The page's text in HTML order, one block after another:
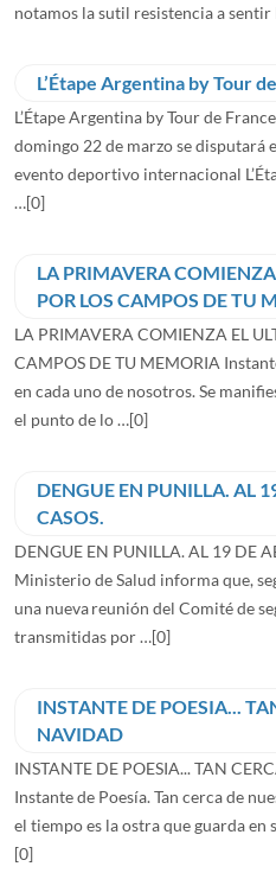
notamos la sutil resistencia a
L’Étape Argentina by Tour
L’Étape Argentina by Tour de
domingo 22 de marzo se disputará
evento deportivo internacional
…[0]
LA PRIMAVERA
POR LOS CAMPOS DE TU
LA PRIMAVERA COMIENZA EL
CAMPOS DE TU MEMORIA
en cada uno de nosotros. Se
el punto de lo …[0]
DENGUE EN PUNILLA. AL
CASOS.
DENGUE EN PUNILLA. AL 19 DE
Ministerio de Salud informa que,
una nueva reunión del Comité de
transmitidas por …[0]
INSTANTE DE POESIA...
NAVIDAD
INSTANTE DE POESIA... TAN
Instante de Poesía. Tan cerca de
el tiempo es la ostra que guarda
[0]